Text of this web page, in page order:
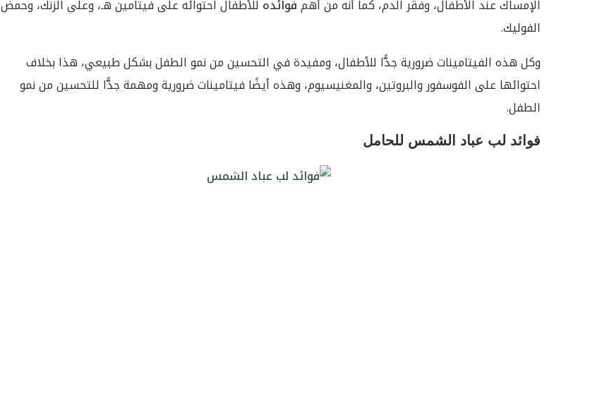
الإمساك عند الأطفال، وفقر الدم، كما أنه من أهمفوائده للأطفال احتوائه على فيتامين هـ، وعلى الزنك، وحمض
الفوليك.
وكل هذه الفيتامينات ضرورية جدًّا للأطفال، ومفيدة في التحسين من نمو الطفل بشكل طبيعي، هذا بخلاف
احتوائها على الفوسفور والبروتين، والمغنيسيوم، وهذه أيضًا فيتامينات ضرورية ومهمة جدًّا للتحسين من نمو
الطفل.
فوائد لب عباد الشمس للحامل